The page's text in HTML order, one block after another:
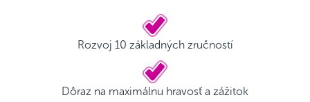
Rozvoj 10 základných zručností
Dôraz na maximálnu hravosť a zážitok